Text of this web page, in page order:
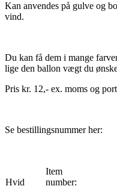
Kan anvendes på gulve og
vind.
Du kan få dem i mange
lige den ballon vægt du
Pris kr. 12,- ex. moms og
Se bestillingsnummer her:
Hvid
Item
number: